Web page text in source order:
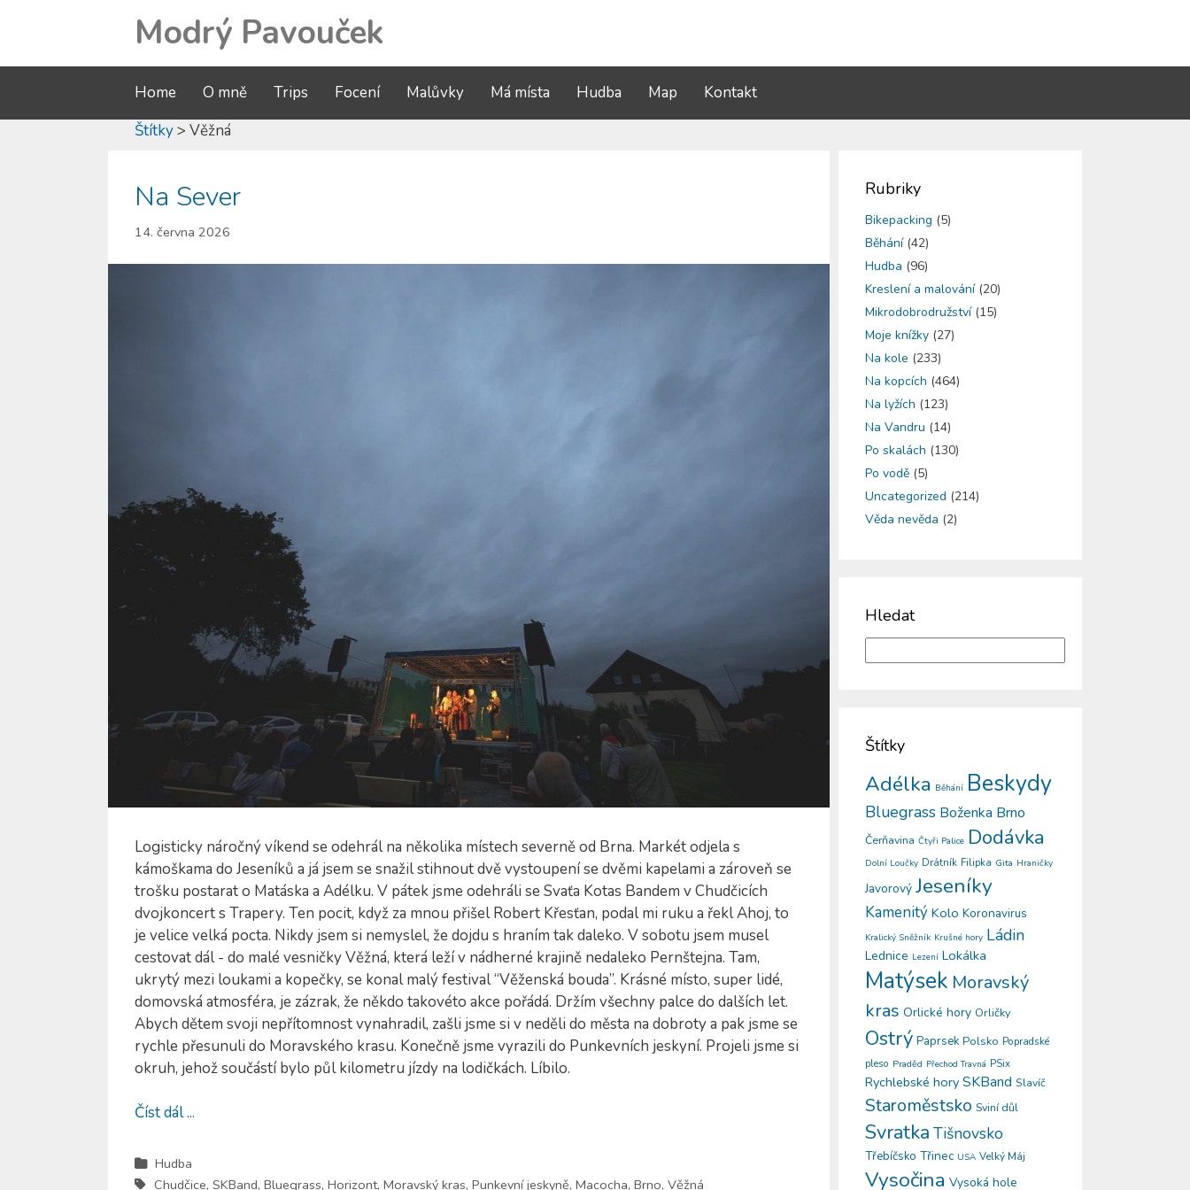
Modrý Pavouček
Home O mně Trips Focení Malůvky Má místa Hudba Map
Kontakt
Štítky> Věžná
Na Sever
14. června 2026
Logisticky náročný víkend se odehrál na několika místech severně od Brna. Markét odjela s
kámoškama do Jeseníků a já jsem se snažil stihnout dvě vystoupení se dvěmi kapelami a zároveň se
trošku postarat o Matáska a Adélku. V pátek jsme odehráli se Svaťa Kotas Bandem v Chudčicích
dvojkoncert s Trapery. Ten pocit, když za mnou přišel Robert Křesťan, podal mi ruku a řekl Ahoj, to
je velice velká pocta. Nikdy jsem si nemyslel, že dojdu s hraním tak daleko. V sobotu jsem musel
cestovat dál - do malé vesničky Věžná, která leží v nádherné krajině nedaleko Pernštejna. Tam,
ukrytý mezi loukami a kopečky, se konal malý festival “Věženská bouda”. Krásné místo, super lidé,
domovská atmosféra, je zázrak, že někdo takovéto akce pořádá. Držím všechny palce do dalších let.
Abych dětem svoji nepřítomnost vynahradil, zašli jsme si v neděli do města na dobroty a pak jsme se
rychle přesunuli do Moravského krasu. Konečně jsme vyrazili do Punkevních jeskyní. Projeli jsme si
okruh, jehož součástí bylo půl kilometru jízdy na lodičkách. Líbilo.
Číst dál ...
Hudba
Chudčice, SKBand, Bluegrass, Horizont, Moravský kras, Punkevní jeskyně, Macocha, Brno, Věžná
Rubriky
Bikepacking (5)
Běhání(42)
Hudba (96)
Kreslení a malování(20)
Mikrodobrodružství(15)
Moje knížky (27)
Na kole (233)
Na kopcích (464)
Na lyžích (123)
Na Vandru (14)
Po skalách (130)
Po vodě (5)
Uncategorized (214)
Věda nevěda (2)
Hledat
Štítky
Adélka Běhání Beskydy
Bluegrass Boženka Brno
Čerňavina Čtyři Palice Dodávka
Dolní Loučky Drátník Filipka Gita Hraničky
Javorový Jeseníky
Kamenitý Kolo Koronavirus
Kralický Sněžník Krušné hory Ládin
Lednice Lezení Lokálka
Matýsek Moravský
kras Orlické hory Orličky
Ostrý Paprsek Polsko Popradské
pleso Praděd Přechod Travná PSix
Rychlebské hory SKBand Slavíč
Staroměstsko Sviní důl
Svratka Tišnovsko
Třebíčsko Třinec USA Velký Máj
Vysočina Vysoká hole